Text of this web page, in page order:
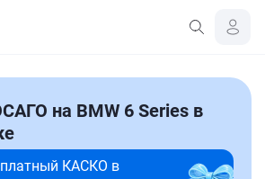
на BMW 6 Series в
КАСКО в